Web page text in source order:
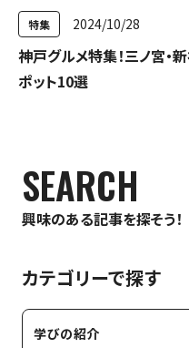
特集 2024/10/28
神戸グルメ特集！三ノ宮・
ポット10選
SEARCH
興味のある記事を探そう！
カテゴリーで探す
学びの紹介